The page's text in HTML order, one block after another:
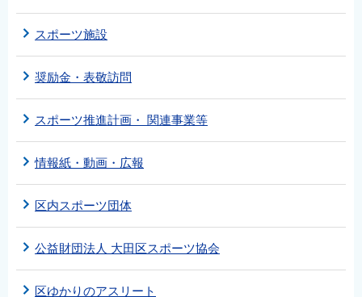
スポーツ施設
奨励金・表敬訪問
スポーツ推進計画・ 関連事業等
情報紙・動画・広報
区内スポーツ団体
公益財団法人 大田区スポーツ協会
区ゆかりのアスリート